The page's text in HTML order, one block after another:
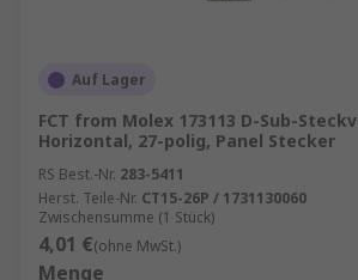
Auf Lager
FCT from Molex 173113 D-Sub-
Horizontal, 27-polig, Panel Stecker
RS Best.-Nr. 283-5411
Herst. Teile-Nr. CT15-26P / 1731130060
Zwischensumme (1 Stück)
4,01 €(ohne MwSt.)
Menge